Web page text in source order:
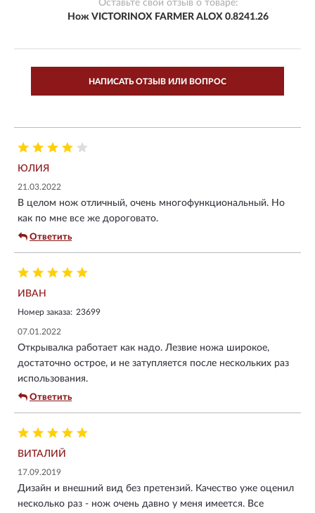
Оставьте свой отзыв о товаре:
Нож VICTORINOX FARMER ALOX 0.8241.26
НАПИСАТЬ ОТЗЫВ ИЛИ ВОПРОС
ЮЛИЯ
21.03.2022
В целом нож отличный, очень многофункциональный. Но
как по мне все же дороговато.
Ответить
ИВАН
Номер заказа: 23699
07.01.2022
Открывалка работает как надо. Лезвие ножа широкое,
достаточно острое, и не затупляется после нескольких раз
использования.
Ответить
ВИТАЛИЙ
17.09.2019
Дизайн и внешний вид без претензий. Качество уже оценил
несколько раз - нож очень давно у меня имеется. Все